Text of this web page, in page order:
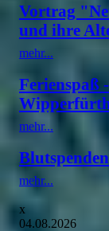
Vortrag
und ihre
mehr...
Ferienspaß
mehr...
mehr...
x
04.08.2026